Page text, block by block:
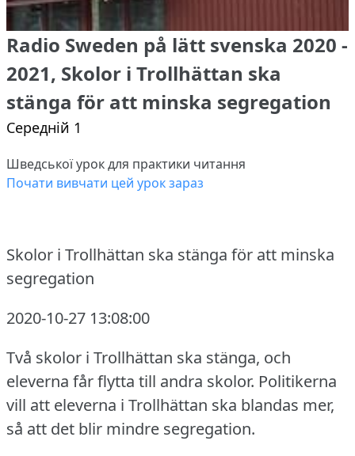
Radio Sweden på lätt svenska 2020 -
2021, Skolor i Trollhättan ska
stänga för att minska segregation
Середній 1
Шведської урок для практики читання
Почати вивчати цей урок зараз
Skolor i Trollhättan ska stänga för att minska
segregation
2020-10-27 13:08:00
Två skolor i Trollhättan ska stänga, och
eleverna får flytta till andra skolor. Politikerna
vill att eleverna i Trollhättan ska blandas mer,
så att det blir mindre segregation.